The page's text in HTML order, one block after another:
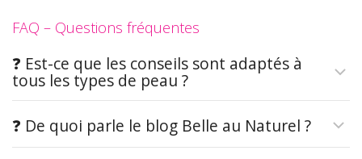
FAQ – Questions fréquentes
❓ Est-ce que les conseils sont adaptés à
tous les types de peau ?
❓ De quoi parle le blog Belle au Naturel ?